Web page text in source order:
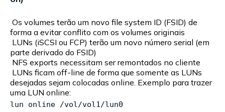
Os volumes terão um novo file system ID (FSID) de
forma a evitar conflito com os volumes originais
LUNs (iSCSI ou FCP) terão um novo número serial (em
parte derivado do FSID)
NFS exports necessitam ser remontados no cliente
LUNs ficam off-line de forma que somente as LUNs
desejadas sejam colocadas online. Exemplo para trazer
uma LUN online:
lun online /vol/vol1/lun0